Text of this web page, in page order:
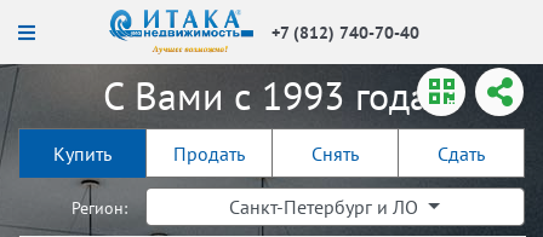
+7 (812) 740-70-40
С Вами с 1993 года!
Купить Продать Снять Сдать
Регион: Санкт-Петербург и ЛО